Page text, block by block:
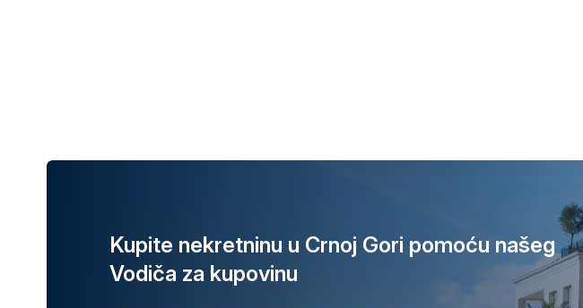
Kupite nekretninu u Crnoj Gori pomoću našeg
Vodiča za kupovinu